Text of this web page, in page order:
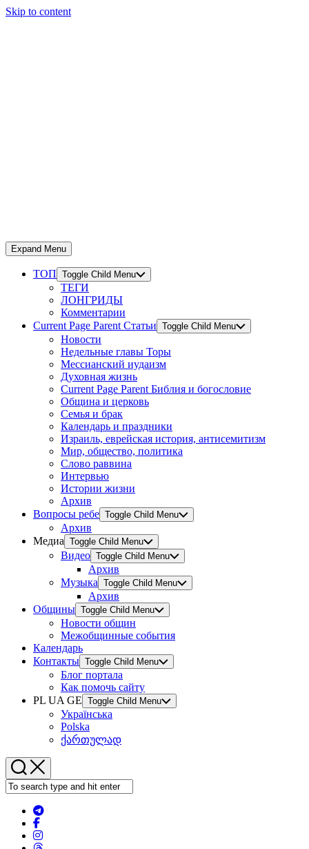
Skip to content
Expand Menu
ТОП Toggle Child Menu
ТЕГИ
ЛОНГРИДЫ
Комментарии
Current Page Parent Статьи Toggle Child Menu
Новости
Недельные главы Торы
Мессианский иудаизм
Духовная жизнь
Current Page Parent Библия и богословие
Община и церковь
Семья и брак
Календарь и праздники
Израиль, еврейская история, антисемитизм
Мир, общество, политика
Слово раввина
Интервью
Истории жизни
Архив
Вопросы ребе Toggle Child Menu
Архив
Медиа Toggle Child Menu
Видео Toggle Child Menu
Архив
Музыка Toggle Child Menu
Архив
Общины Toggle Child Menu
Новости общин
Межобщинные события
Календарь
Контакты Toggle Child Menu
Блог портала
Как помочь сайту
PL UA GE Toggle Child Menu
Українська
Polska
ქართულად